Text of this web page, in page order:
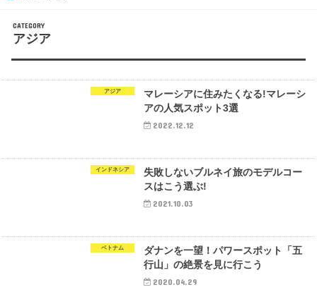
アジア
アジア
マレーシアに住みたくなる!マレーシ
アの人気スポット3選
2022.12.12
インドネシア
失敗しないブルネイ旅のモデルコー
スはこう選ぶ!
2021.10.03
ベトナム
ダナンを一望！パワースポット「五
行山」の絶景を見に行こう
2020.04.29